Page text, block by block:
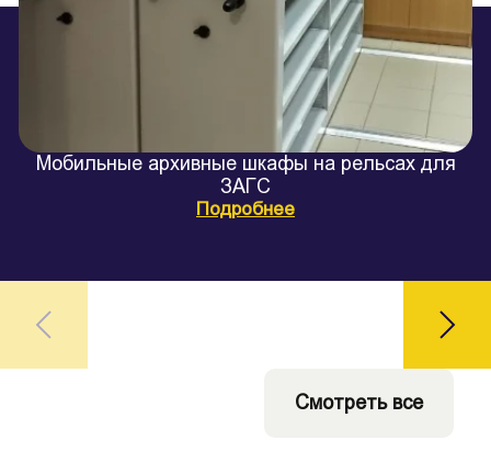
Мобильные архивные шкафы на рельсах для
ЗАГС
Подробнее
Смотреть все